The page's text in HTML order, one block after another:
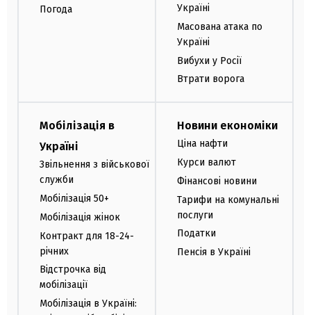
Погода
Україні
Масована атака по
Україні
Вибухи у Росії
Втрати ворога
Мобілізація в
Україні
Звільнення з військової
служби
Мобілізація 50+
Мобілізація жінок
Контракт для 18-24-
річних
Відстрочка від
мобілізації
Мобілізація в Україні:
Новини економіки
Ціна нафти
Курси валют
Фінансові новини
Тарифи на комунальні
послуги
Податки
Пенсія в Україні